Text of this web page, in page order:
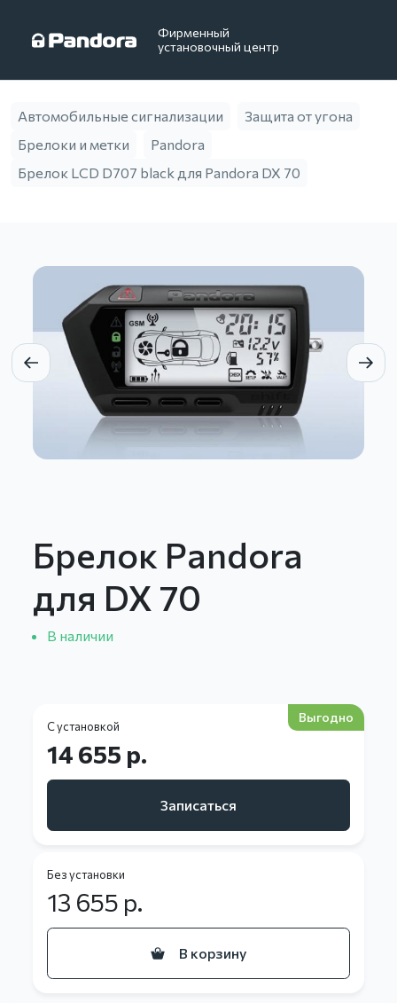
Фирменный
установочный центр
Автомобильные сигнализации
Защита от угона
Брелоки и метки
Pandora
Брелок LCD D707 black для Pandora DX 70
Брелок Pandora
для DX 70
В наличии
С установкой
Выгодно
14 655 р.
Записаться
Без установки
13 655 р.
В корзину